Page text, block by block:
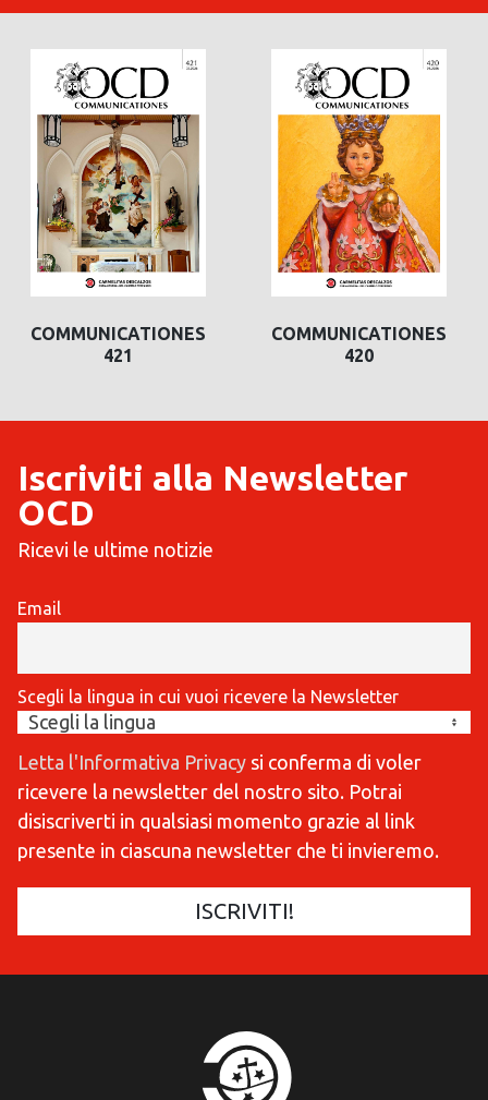
COMMUNICATIONES
421
COMMUNICATIONES
420
Iscriviti alla Newsletter
OCD
Ricevi le ultime notizie
Email
Scegli la lingua in cui vuoi ricevere la Newsletter
Letta l'Informativa Privacy si conferma di voler
ricevere la newsletter del nostro sito. Potrai
disiscriverti in qualsiasi momento grazie al link
presente in ciascuna newsletter che ti invieremo.